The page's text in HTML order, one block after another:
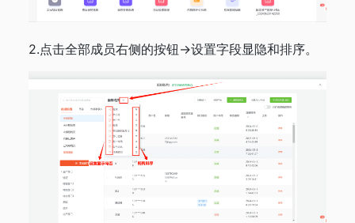
2.点击全部成员右侧的按钮→设置字段显隐和排序。